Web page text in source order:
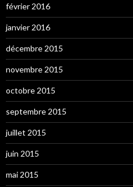
février 2016
janvier 2016
décembre 2015
novembre 2015
octobre 2015
septembre 2015
juillet 2015
juin 2015
mai 2015